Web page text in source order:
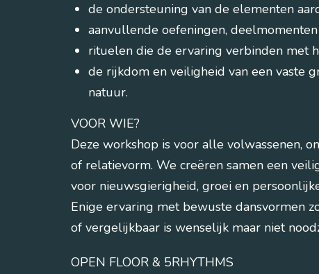
de ondersteuning van de elementen
aanvullende oefeningen,
rituelen die de ervaring verbinden met
de rijkdom en veiligheid van een vaste
natuur.
VOOR WIE?
Deze workshop is voor alle volwassenen,
of relatievorm. We creëren samen een
voor nieuwsgierigheid, groei en
Enige ervaring met bewuste dansvormen
of vergelijkbaar is wenselijk maar niet
OPEN FLOOR & 5RHYTHMS